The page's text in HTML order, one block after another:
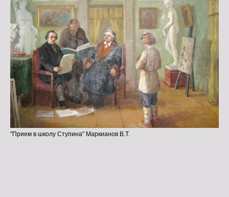
"Прием в школу Ступина" Маркианов В.Т.